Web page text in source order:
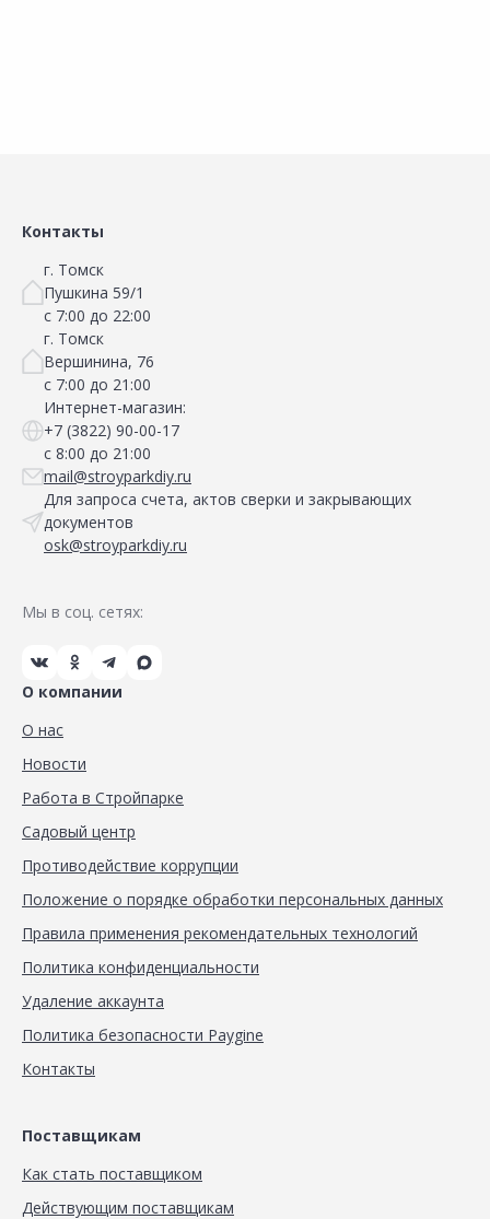
Контакты
г. Томск
Пушкина 59/1
с 7:00 до 22:00
г. Томск
Вершинина, 76
с 7:00 до 21:00
Интернет-магазин:
+7 (3822) 90-00-17
с 8:00 до 21:00
mail@stroyparkdiy.ru
Для запроса счета, актов сверки и закрывающих
документов
osk@stroyparkdiy.ru
Мы в соц. сетях:
О компании
О нас
Новости
Работа в Стройпарке
Садовый центр
Противодействие коррупции
Положение о порядке обработки персональных данных
Правила применения рекомендательных технологий
Политика конфиденциальности
Удаление аккаунта
Политика безопасности Paygine
Контакты
Поставщикам
Как стать поставщиком
Действующим поставщикам